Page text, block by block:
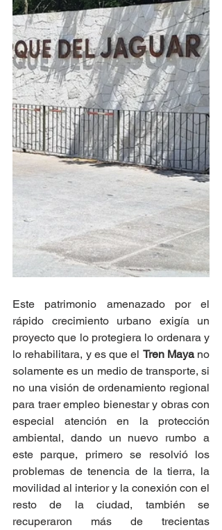
Este patrimonio amenazado por el
rápido crecimiento urbano exigía un
proyecto que lo protegiera lo ordenara y
lo rehabilitara, y es que el Tren Maya no
solamente es un medio de transporte, si
no una visión de ordenamiento regional
para traer empleo bienestar y obras con
especial atención en la protección
ambiental, dando un nuevo rumbo a
este parque, primero se resolvió los
problemas de tenencia de la tierra, la
movilidad al interior y la conexión con el
resto de la ciudad, también se
recuperaron más de trecientas